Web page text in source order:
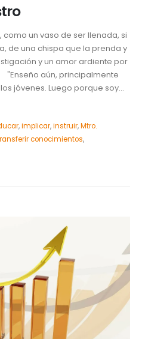
como un vaso de ser llenada, si
de una chispa que la prenda y
y un amor ardiente por
aún, principalmente
jóvenes. Luego porque soy...
,implicar,instruir,Mtro.
conocimientos,